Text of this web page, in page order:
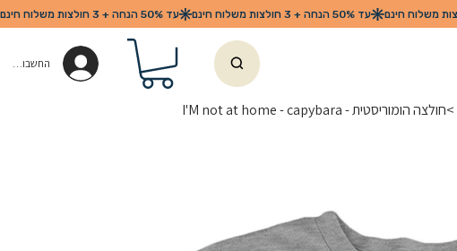
החשבון שלי
>חולצה הומוריסטית - I'M not at home - capybara